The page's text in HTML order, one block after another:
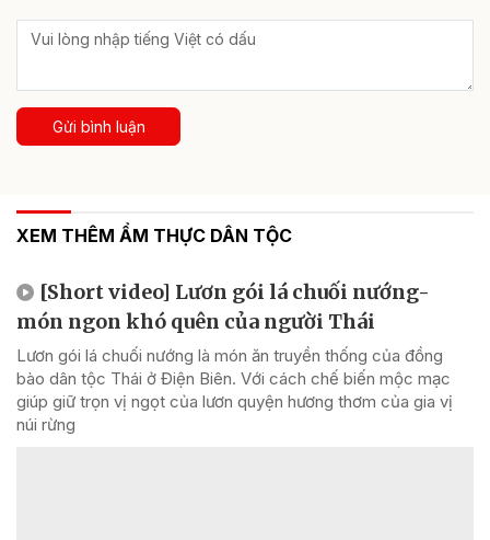
Gửi bình luận
XEM THÊM ẨM THỰC DÂN TỘC
[Short video] Lươn gói lá chuối nướng-
món ngon khó quên của người Thái
Lươn gói lá chuối nướng là món ăn truyền thống của đồng
bào dân tộc Thái ở Điện Biên. Với cách chế biến mộc mạc
giúp giữ trọn vị ngọt của lươn quyện hương thơm của gia vị
núi rừng